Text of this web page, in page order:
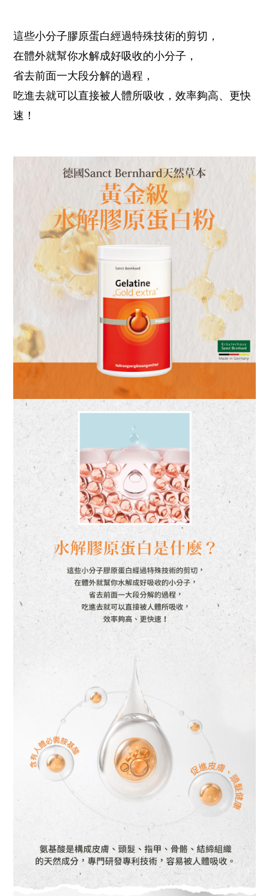
這些小分子膠原蛋白經過特殊技術的剪切，
在體外就幫你水解成好吸收的小分子，
省去前面一大段分解的過程，
吃進去就可以直接被人體所吸收， 效率夠高、更快
速！